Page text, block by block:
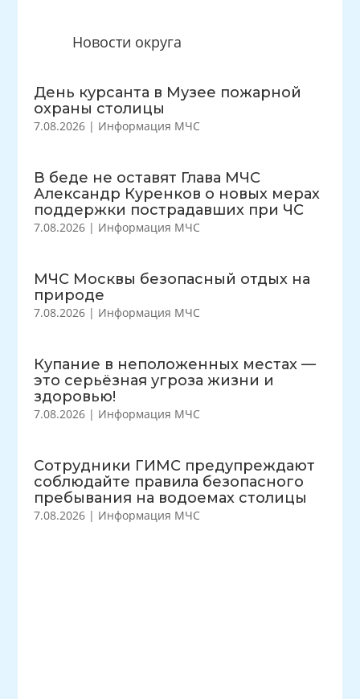
Новости округа
День курсанта в Музее пожарной
охраны столицы
7.08.2026 | Информация МЧС
В беде не оставят Глава МЧС
Александр Куренков о новых мерах
поддержки пострадавших при ЧС
7.08.2026 | Информация МЧС
МЧС Москвы безопасный отдых на
природе
7.08.2026 | Информация МЧС
Купание в неположенных местах —
это серьёзная угроза жизни и
здоровью!
7.08.2026 | Информация МЧС
Сотрудники ГИМС предупреждают
соблюдайте правила безопасного
пребывания на водоемах столицы
7.08.2026 | Информация МЧС